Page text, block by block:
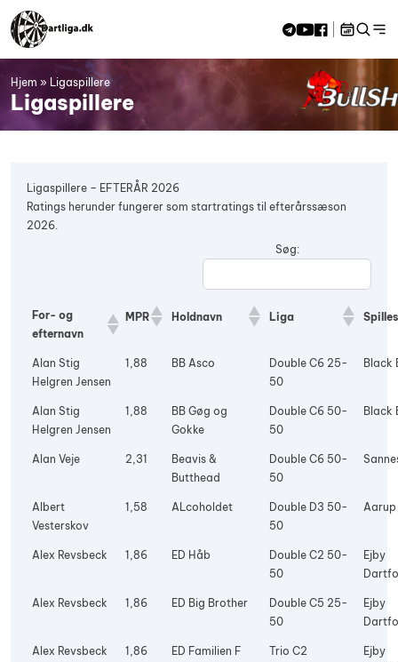
<< aug 2026 >>
M L
S
27
28
17
18
24
25 26 27 28 29
30
Hjem » Ligaspillere
Ligaspillere
Ligaspillere – EFTERÅR 2026
Ratings herunder fungerer som startratings til efterårssæson
2026.
Søg:
For- og
efternavn
MPR Holdnavn Liga
Alan Stig
Helgren Jensen
1,88 BB Asco
Double C6 25-
50
Black
Alan Stig
Helgren Jensen
1,88
BB Gøg og
Gokke
Double C6 50-
50
Black
Alan Veje 2,31
Beavis &
Butthead
Double C6 50-
50
Albert
Vesterskov
1,58 ALcoholdet
Double D3 50-
50
Alex Revsbeck 1,86 ED Håb
Double C2 50-
50
Ejby
Alex Revsbeck 1,86 ED Big Brother
Double C5 25-
50
Ejby
Alex Revsbeck 1,86 ED Familien F Trio C2
Ejby